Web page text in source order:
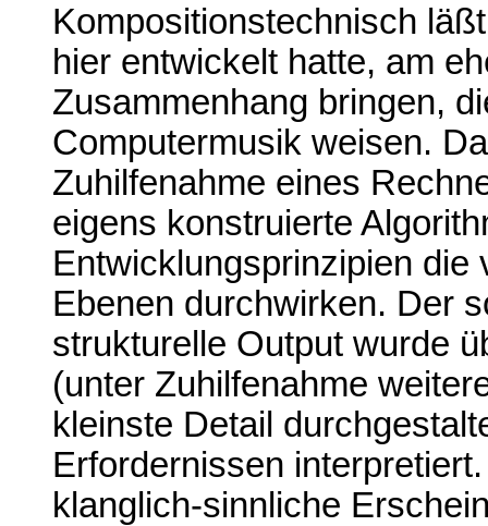
Kompositionstechnisch
hier entwickelt hatte, am
Zusammenhang bringen,
Computermusik weisen.
Zuhilfenahme eines
eigens konstruierte
Entwicklungsprinzipien
Ebenen durchwirken. Der
strukturelle Output wurde
(unter Zuhilfenahme
kleinste Detail
Erfordernissen
klanglich-sinnliche